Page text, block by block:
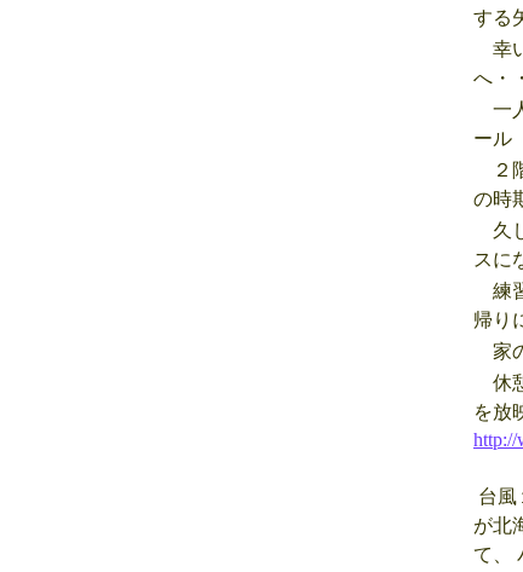
する
幸
へ・
一
ール
２
の時
久
スに
練
帰り
家
休
を放
http://
台風
が北
て、